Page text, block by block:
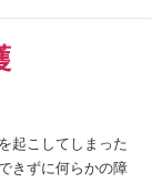
起こしてしまった
きずに何らかの障